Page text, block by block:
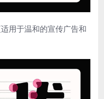
用于温和的宣传广告和